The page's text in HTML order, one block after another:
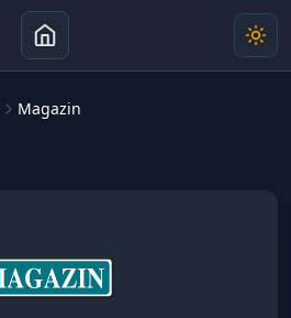
Magazin